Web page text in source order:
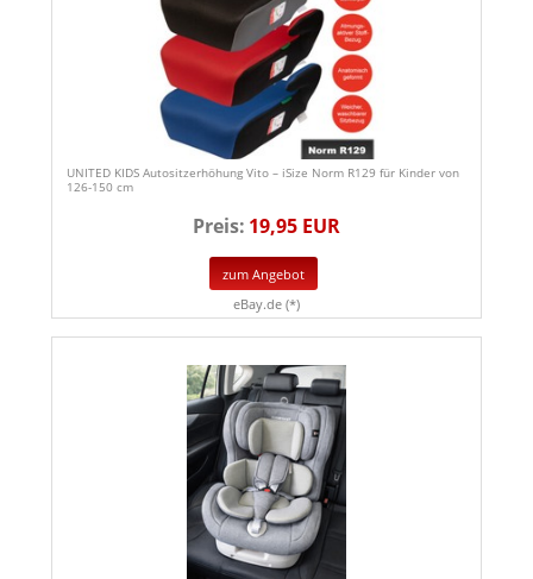
UNITED KIDS Autositzerhöhung Vito – iSize Norm R129 für Kinder von
126-150 cm
Preis: 19,95 EUR
zum Angebot
eBay.de (*)